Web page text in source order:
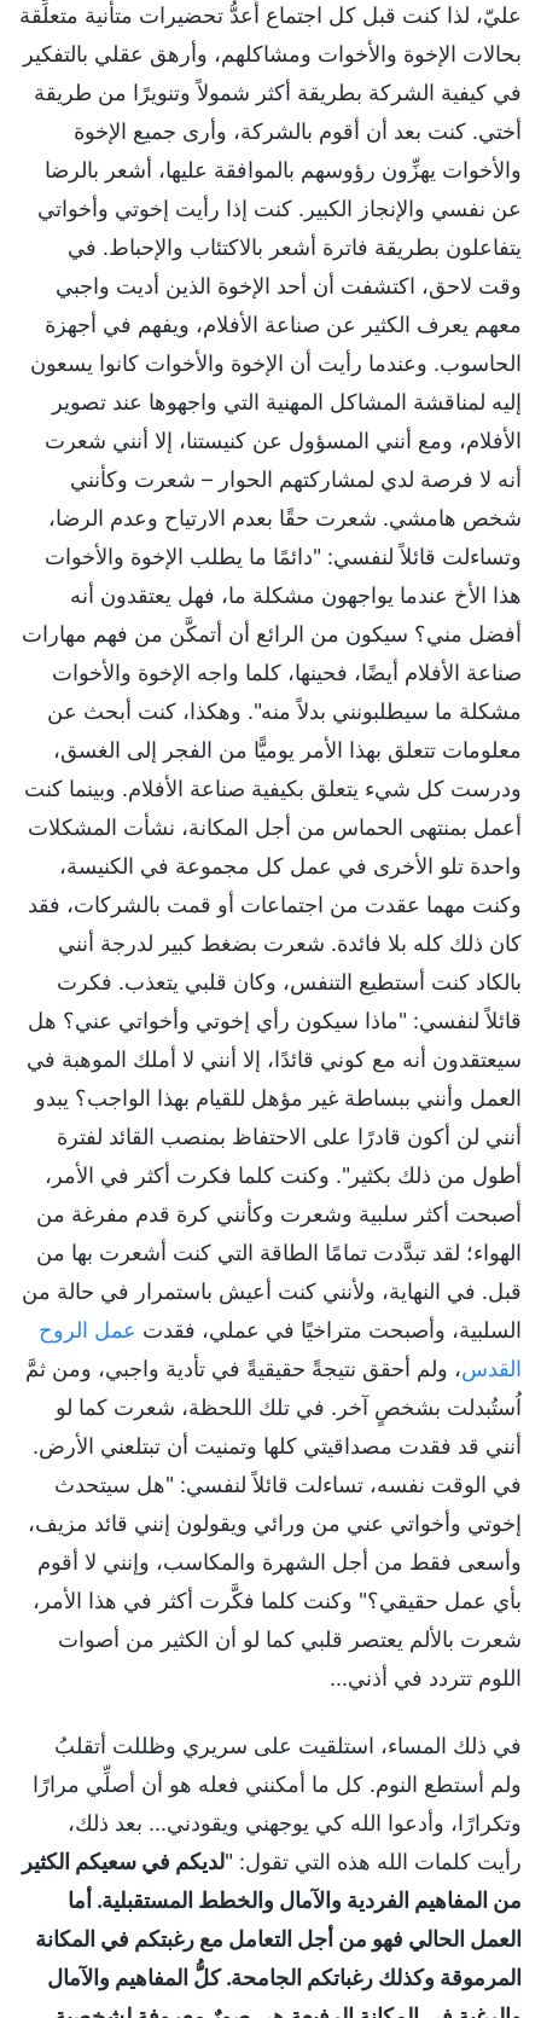
عليّ، لذا كنت قبل كل اجتماع أُعدُّ تحضيرات متأنية متعلِّقة
بحالات الإخوة والأخوات ومشاكلهم، وأرهق عقلي بالتفكير
في كيفية الشركة بطريقة أكثر شمولاً وتنويرًا من طريقة
أختي. كنت بعد أن أقوم بالشركة، وأرى جميع الإخوة
والأخوات يهزِّون رؤوسهم بالموافقة عليها، أشعر بالرضا
عن نفسي والإنجاز الكبير. كنت إذا رأيت إخوتي وأخواتي
يتفاعلون بطريقة فاترة أشعر بالاكتئاب والإحباط. في
وقت لاحق، اكتشفت أن أحد الإخوة الذين أديت واجبي
معهم يعرف الكثير عن صناعة الأفلام، ويفهم في أجهزة
الحاسوب. وعندما رأيت أن الإخوة والأخوات كانوا يسعون
إليه لمناقشة المشاكل المهنية التي واجهوها عند تصوير
الأفلام، ومع أنني المسؤول عن كنيستنا، إلا أنني شعرت
أنه لا فرصة لدي لمشاركتهم الحوار – شعرت وكأنني
شخص هامشي. شعرت حقًا بعدم الارتياح وعدم الرضا،
وتساءلت قائلاً لنفسي: "دائمًا ما يطلب الإخوة والأخوات
هذا الأخ عندما يواجهون مشكلة ما، فهل يعتقدون أنه
أفضل مني؟ سيكون من الرائع أن أتمكَّن من فهم مهارات
صناعة الأفلام أيضًا، فحينها، كلما واجه الإخوة والأخوات
مشكلة ما سيطلبونني بدلاً منه". وهكذا، كنت أبحث عن
معلومات تتعلق بهذا الأمر يوميًّا من الفجر إلى الغسق،
ودرست كل شيء يتعلق بكيفية صناعة الأفلام. وبينما كنت
أعمل بمنتهى الحماس من أجل المكانة، نشأت المشكلات
واحدة تلو الأخرى في عمل كل مجموعة في الكنيسة،
وكنت مهما عقدت من اجتماعات أو قمت بالشركات، فقد
كان ذلك كله بلا فائدة. شعرت بضغط كبير لدرجة أنني
بالكاد كنت أستطيع التنفس، وكان قلبي يتعذب. فكرت
قائلاً لنفسي: "ماذا سيكون رأي إخوتي وأخواتي عني؟ هل
سيعتقدون أنه مع كوني قائدًا، إلا أنني لا أملك الموهبة في
العمل وأنني ببساطة غير مؤهل للقيام بهذا الواجب؟ يبدو
أنني لن أكون قادرًا على الاحتفاظ بمنصب القائد لفترة
أطول من ذلك بكثير". وكنت كلما فكرت أكثر في الأمر،
أصبحت أكثر سلبية وشعرت وكأنني كرة قدم مفرغة من
الهواء؛ لقد تبدَّدت تمامًا الطاقة التي كنت أشعرت بها من
قبل. في النهاية، ولأنني كنت أعيش باستمرار في حالة من
السلبية، وأصبحت متراخيًا في عملي، فقدت عمل الروح
القدس، ولم أحقق نتيجةً حقيقيةً في تأدية واجبي، ومن ثمَّ
اُستُبدلت بشخصٍ آخر. في تلك اللحظة، شعرت كما لو
أنني قد فقدت مصداقيتي كلها وتمنيت أن تبتلعني الأرض.
في الوقت نفسه، تساءلت قائلاً لنفسي: "هل سيتحدث
إخوتي وأخواتي عني من ورائي ويقولون إنني قائد مزيف،
وأسعى فقط من أجل الشهرة والمكاسب، وإنني لا أقوم
بأي عمل حقيقي؟" وكنت كلما فكَّرت أكثر في هذا الأمر،
شعرت بالألم يعتصر قلبي كما لو أن الكثير من أصوات
اللوم تتردد في أذني...
في ذلك المساء، استلقيت على سريري وظللت أتقلبُ
ولم أستطع النوم. كل ما أمكنني فعله هو أن أصلِّي مرارًا
وتكرارًا، وأدعوا الله كي يوجهني ويقودني... بعد ذلك،
رأيت كلمات الله هذه التي تقول: "لديكم في سعيكم الكثير
من المفاهيم الفردية والآمال والخطط المستقبلية. أما
العمل الحالي فهو من أجل التعامل مع رغبتكم في المكانة
المرموقة وكذلك رغباتكم الجامحة. كلُّ المفاهيم والآمال